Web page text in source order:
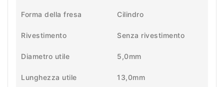
Forma della fresa Cilindro
Rivestimento Senza rivestimento
Diametro utile 5,0mm
Lunghezza utile 13,0mm